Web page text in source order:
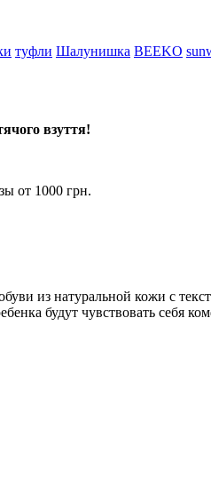
туфли Шалунишка BEEKO
взуття!
от 1000 грн.
из натуральной кожи с
будут чувствовать себя